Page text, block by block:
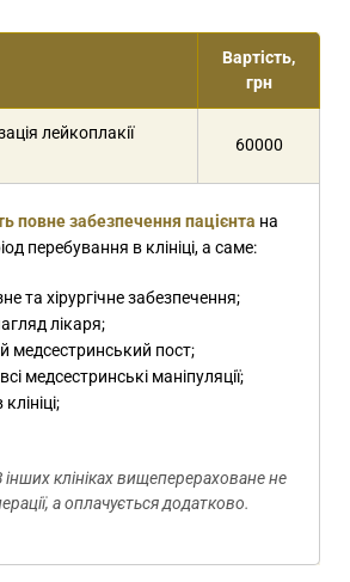
Вартість,
грн
лейкоплакії
60000
повне забезпечення пацієнта на
перебування в клініці, а саме:
та хірургічне забезпечення;
лікаря;
медсестринський пост;
медсестринські маніпуляції;
інших клініках вищеперераховане не
а оплачується додатково.